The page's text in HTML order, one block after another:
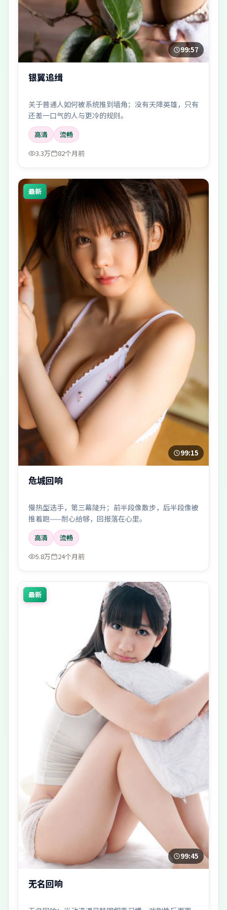
99:57
银翼追缉
关于普通人如何被系统推到墙角；没有天降英雄，只有
还差一口气的人与更冷的规则。
高清
流畅
3.3万
82个月前
最新
99:15
危城回响
慢热型选手，第三幕陡升；前半段像散步，后半段像被
推着跑——耐心给够，回报落在心里。
高清
流畅
5.8万
24个月前
最新
99:45
无名回响